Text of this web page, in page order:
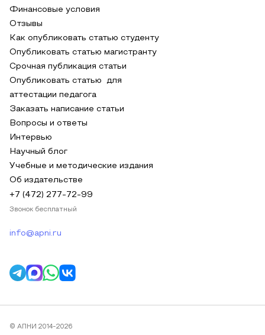
Финансовые условия
Отзывы
Как опубликовать статью студенту
Опубликовать статью магистранту
Срочная публикация статьи
Опубликовать статью для
аттестации педагога
Заказать написание статьи
Вопросы и ответы
Интервью
Научный блог
Учебные и методические издания
Об издательстве
+7 (472) 277-72-99
Звонок бесплатный
info@apni.ru
© АПНИ 2014-2026